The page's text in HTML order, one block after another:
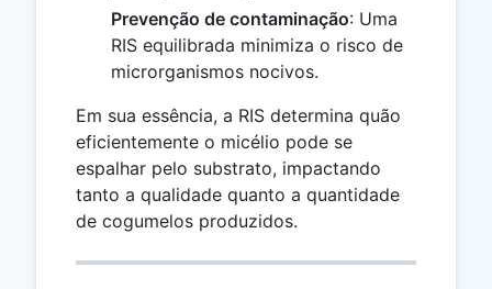
Prevenção de contaminação: Uma
RIS equilibrada minimiza o risco de
microrganismos nocivos.
Em sua essência, a RIS determina quão
eficientemente o micélio pode se
espalhar pelo substrato, impactando
tanto a qualidade quanto a quantidade
de cogumelos produzidos.